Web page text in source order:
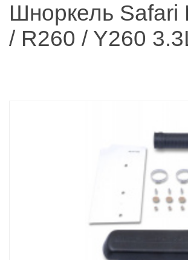
Шноркель Safari
/ R260 / Y260